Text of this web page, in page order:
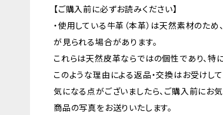
【ご購入前に必ずお読みください】
・使用している牛革（本革）は天然素材のた
が見られる場合があります。
これらは天然皮革ならではの個性であり、特
このような理由による返品・交換はお受けし
気になる点がございましたら、ご購入前にお
商品の写真をお送りいたします。